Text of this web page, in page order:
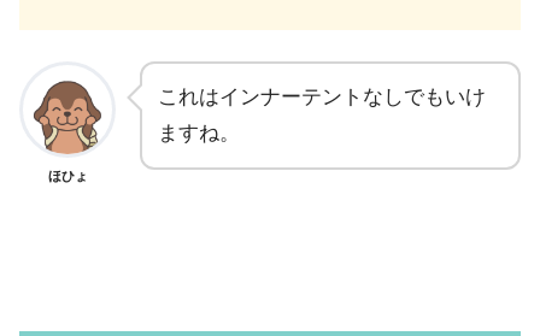
ほひょ
これはインナーテントなしでもいけ
ますね。